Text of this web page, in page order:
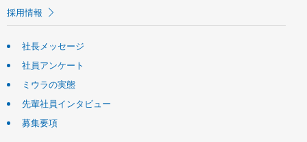
採用情報
社長メッセージ
社員アンケート
ミウラの実態
先輩社員インタビュー
募集要項